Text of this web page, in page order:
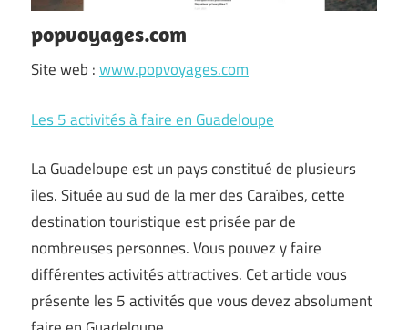
popvoyages.com
Site web :www.popvoyages.com
Les 5 activités à faire en Guadeloupe
La Guadeloupe est un pays constitué de plusieurs
îles. Située au sud de la mer des Caraïbes, cette
destination touristique est prisée par de
nombreuses personnes. Vous pouvez y faire
différentes activités attractives. Cet article vous
présente les 5 activités que vous devez absolument